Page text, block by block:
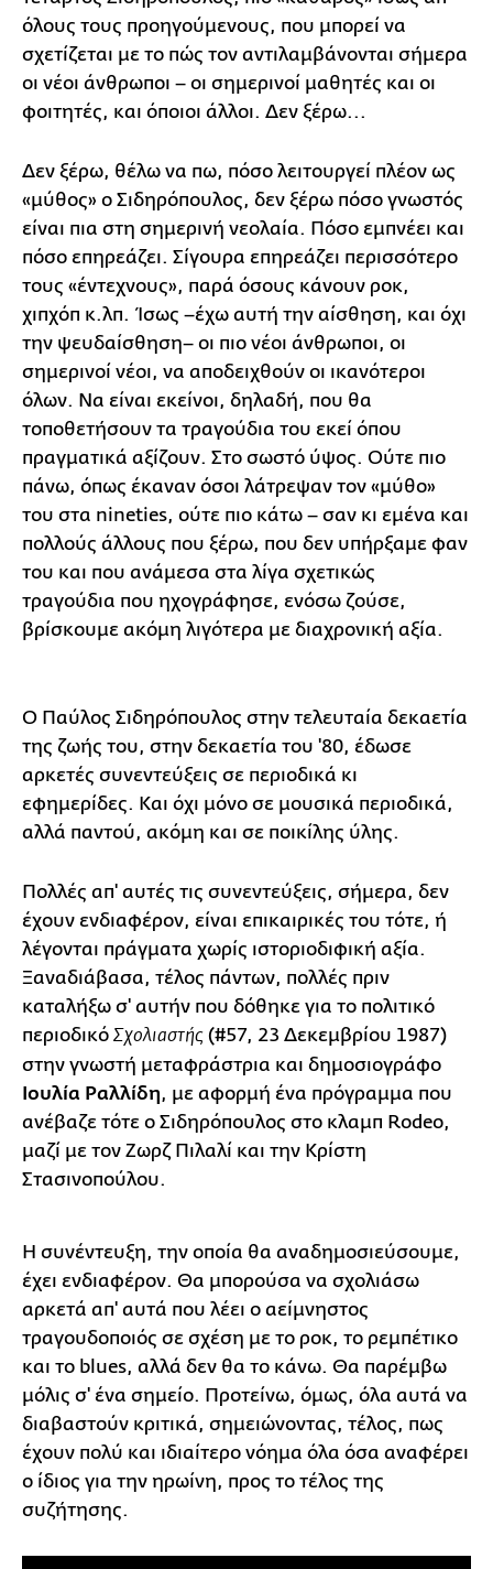
όλους τους προηγούμενους, που μπορεί να
σχετίζεται με το πώς τον αντιλαμβάνονται σήμερα
οι νέοι άνθρωποι – οι σημερινοί μαθητές και οι
φοιτητές, και όποιοι άλλοι. Δεν ξέρω...
Δεν ξέρω, θέλω να πω, πόσο λειτουργεί πλέον ως
«μύθος» ο Σιδηρόπουλος, δεν ξέρω πόσο γνωστός
είναι πια στη σημερινή νεολαία. Πόσο εμπνέει και
πόσο επηρεάζει. Σίγουρα επηρεάζει περισσότερο
τους «έντεχνους», παρά όσους κάνουν ροκ,
χιπχόπ κ.λπ. Ίσως –έχω αυτή την αίσθηση, και όχι
την ψευδαίσθηση– οι πιο νέοι άνθρωποι, οι
σημερινοί νέοι, να αποδειχθούν οι ικανότεροι
όλων. Να είναι εκείνοι, δηλαδή, που θα
τοποθετήσουν τα τραγούδια του εκεί όπου
πραγματικά αξίζουν. Στο σωστό ύψος. Ούτε πιο
πάνω, όπως έκαναν όσοι λάτρεψαν τον «μύθο»
του στα nineties, ούτε πιο κάτω – σαν κι εμένα και
πολλούς άλλους που ξέρω, που δεν υπήρξαμε φαν
του και που ανάμεσα στα λίγα σχετικώς
τραγούδια που ηχογράφησε, ενόσω ζούσε,
βρίσκουμε ακόμη λιγότερα με διαχρονική αξία.
Ο Παύλος Σιδηρόπουλος στην τελευταία δεκαετία
της ζωής του, στην δεκαετία του '80, έδωσε
αρκετές συνεντεύξεις σε περιοδικά κι
εφημερίδες. Και όχι μόνο σε μουσικά περιοδικά,
αλλά παντού, ακόμη και σε ποικίλης ύλης.
Πολλές απ' αυτές τις συνεντεύξεις, σήμερα, δεν
έχουν ενδιαφέρον, είναι επικαιρικές του τότε, ή
λέγονται πράγματα χωρίς ιστοριοδιφική αξία.
Ξαναδιάβασα, τέλος πάντων, πολλές πριν
καταλήξω σ' αυτήν που δόθηκε για το πολιτικό
περιοδικό Σχολιαστής (#57, 23 Δεκεμβρίου 1987)
στην γνωστή μεταφράστρια και δημοσιογράφο
Ιουλία Ραλλίδη, με αφορμή ένα πρόγραμμα που
ανέβαζε τότε ο Σιδηρόπουλος στο κλαμπ Rodeo,
μαζί με τoν Ζωρζ Πιλαλί και την Κρίστη
Στασινοπούλου.
Η συνέντευξη, την οποία θα αναδημοσιεύσουμε,
έχει ενδιαφέρον. Θα μπορούσα να σχολιάσω
αρκετά απ' αυτά που λέει ο αείμνηστος
τραγουδοποιός σε σχέση με το ροκ, το ρεμπέτικο
και το blues, αλλά δεν θα το κάνω. Θα παρέμβω
μόλις σ' ένα σημείο. Προτείνω, όμως, όλα αυτά να
διαβαστούν κριτικά, σημειώνοντας, τέλος, πως
έχουν πολύ και ιδιαίτερο νόημα όλα όσα αναφέρει
ο ίδιος για την ηρωίνη, προς το τέλος της
συζήτησης.